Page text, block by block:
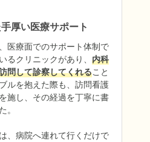
厚い医療サポート
医療面でのサポート体制で
るクリニックがあり、 内科
問して診察してくれること
ルを抱えた際も、訪問看護
施し、その経過を丁寧に書
。
、病院へ連れて行くだけで